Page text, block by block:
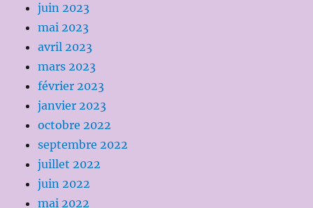
juin 2023
mai 2023
avril 2023
mars 2023
février 2023
janvier 2023
octobre 2022
septembre 2022
juillet 2022
juin 2022
mai 2022